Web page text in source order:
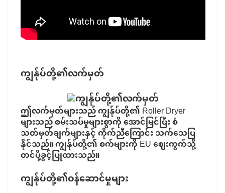
ကျွန်ုပ်တို့၏လက်မှတ်
ဤလက်မှတ်များသည် ကျွန်ုပ်တို့၏ Roller Dryer
များသည် စမ်းသပ်မှုများစွာကို အောင်မြင်ပြီး စံ
သတ်မှတ်ချက်များနှင့် ကိုက်ညီကြောင်း သက်သေပြ
နိုင်သည်။ ကျွန်ုပ်တို့၏ စက်များကို EU ဈေးကွက်သို့
တင်ပို့ခွင့်ပြုထားသည်။
ကျွန်ုပ်တို့၏ဝန်ဆောင်မှုများ